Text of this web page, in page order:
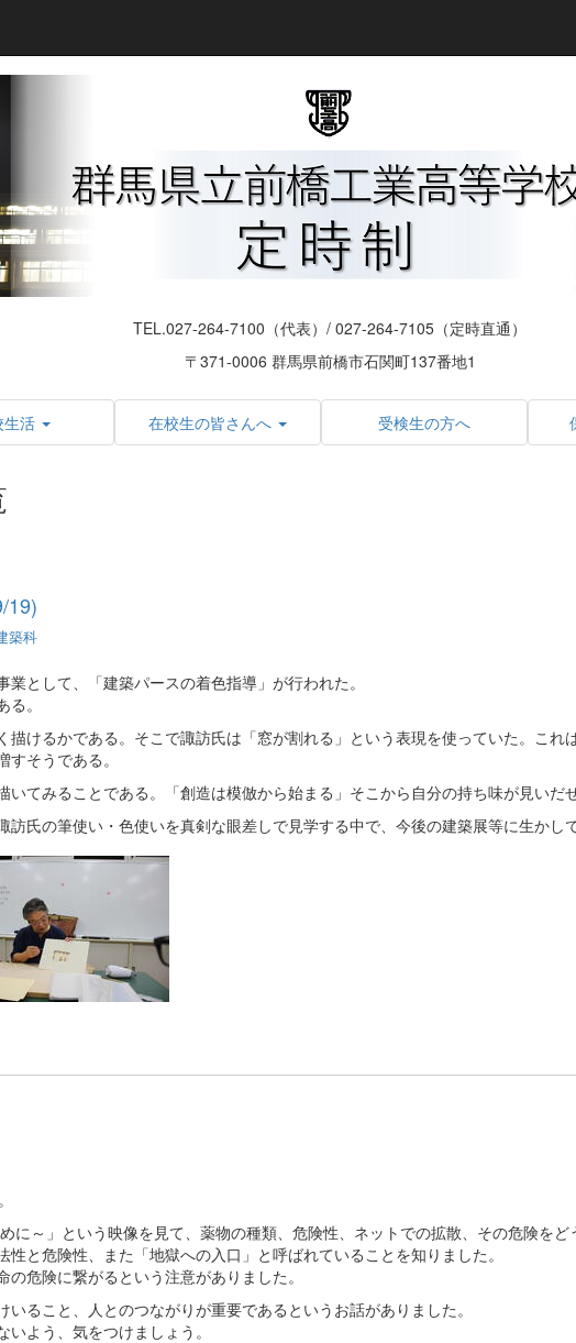
TEL.027-264-7100（代表）/ 027-264-7105（定時直通）
〒371-0006 群馬県前橋市石関町137番地1
生活 在校生の皆さんへ 受検生の方へ
19)
築科
として、「建築パースの着色指導」が行われた。
。
けるかである。そこで諏訪氏は「窓が割れる」という表現を使っていた。こ
そうである。
てみることである。「創造は模倣から始まる」そこから自分の持ち味が見いだ
氏の筆使い・色使いを真剣な眼差しで見学する中で、今後の建築展等に生かし
に～」という映像を見て、薬物の種類、危険性、ネットでの拡散、その危険をど
と危険性、また「地獄への入口」と呼ばれていることを知りました。
危険に繋がるという注意がありました。
ること、人とのつながりが重要であるというお話がありました。
よう、気をつけましょう。